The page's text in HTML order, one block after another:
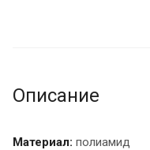
Описание
Материал: полиамид